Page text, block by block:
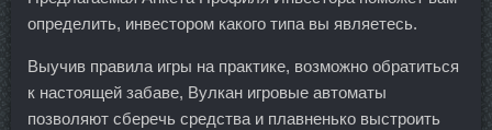
определить, инвестором какого типа вы являетесь.
Выучив правила игры на практике, возможно обратиться
к настоящей забаве, Вулкан игровые автоматы
позволяют сберечь средства и плавненько выстроить